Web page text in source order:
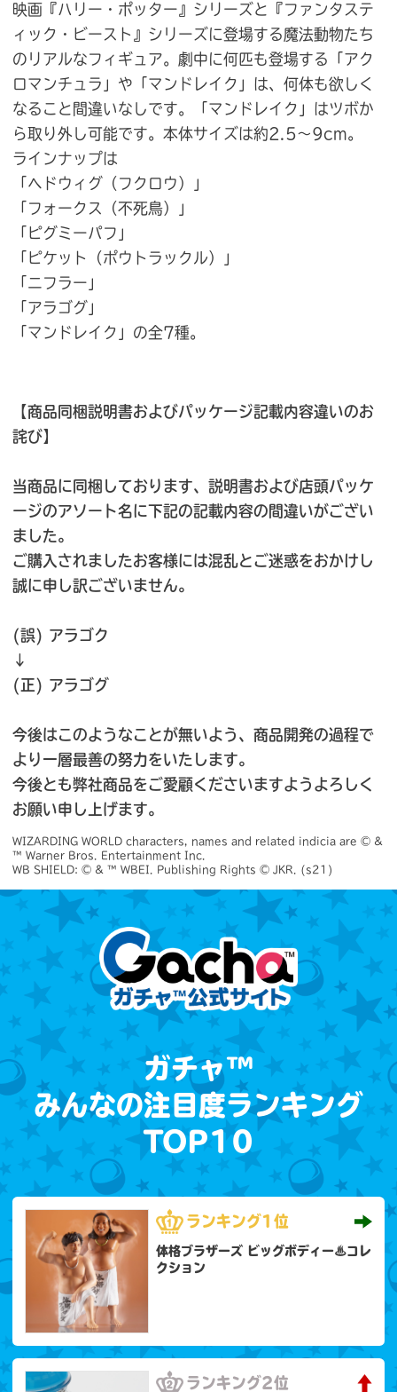
映画『ハリー・ポッター』シリーズと『ファンタステ
ィック・ビースト』シリーズに登場する魔法動物たち
のリアルなフィギュア。劇中に何匹も登場する「アク
ロマンチュラ」や「マンドレイク」は、何体も欲しく
なること間違いなしです。「マンドレイク」はツボか
ら取り外し可能です。本体サイズは約2.5〜9cm。
ラインナップは
「ヘドウィグ（フクロウ）」
「フォークス（不死鳥）」
「ピグミーパフ」
「ピケット（ポウトラックル）」
「ニフラー」
「アラゴグ」
「マンドレイク」の全7種。
【商品同梱説明書およびパッケージ記載内容違いのお
詫び】
当商品に同梱しております、説明書および店頭パッケ
ージのアソート名に下記の記載内容の間違いがござい
ました。
ご購入されましたお客様には混乱とご迷惑をおかけし
誠に申し訳ございません。
(誤) アラゴク
↓
(正) アラゴグ
今後はこのようなことが無いよう、商品開発の過程で
より一層最善の努力をいたします。
今後とも弊社商品をご愛顧くださいますようよろしく
お願い申し上げます。
WIZARDING WORLD characters, names and related indicia are © &
™ Warner Bros. Entertainment Inc.
WB SHIELD: © & ™ WBEI. Publishing Rights © JKR. (s21)
ガチャ™
みんなの注目度ランキング
TOP10
ランキング1位
体格ブラザーズ ビッグボディー♨コレ
クション
ランキング2位